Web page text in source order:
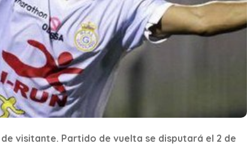
visitante. Partido de vuelta se disputará el 2 de